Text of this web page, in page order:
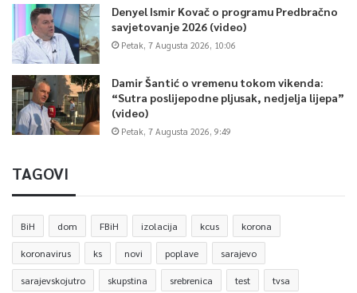
Denyel Ismir Kovač o programu Predbračno
savjetovanje 2026 (video)
Petak, 7 Augusta 2026, 10:06
Damir Šantić o vremenu tokom vikenda:
“Sutra poslijepodne pljusak, nedjelja lijepa”
(video)
Petak, 7 Augusta 2026, 9:49
TAGOVI
BiH dom FBiH izolacija kcus korona
koronavirus ks novi poplave sarajevo
sarajevskojutro skupstina srebrenica test tvsa